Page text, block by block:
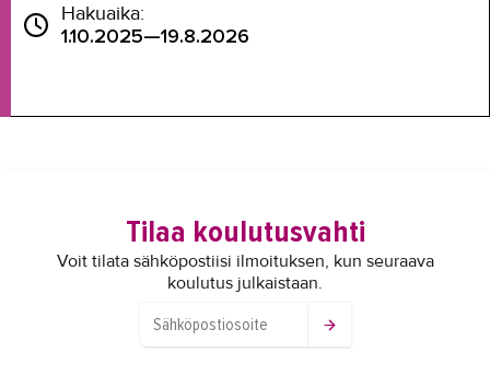
Hakuaika:
1.10.2025—19.8.2026
Tilaa koulutusvahti
Voit tilata sähköpostiisi ilmoituksen, kun seuraava
koulutus julkaistaan.